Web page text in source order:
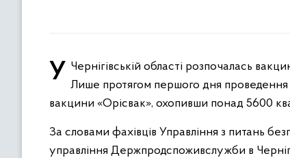
У Чернігівській області розпочалась вакцинація диких м’ясоїдних тварин за допомогою авіаційного транспорту. Лише протягом першого дня проведення
вакцини «Орісвак», охопивши понад 5600
За словами фахівців Управління з питань
управління Держпродспоживслужби в